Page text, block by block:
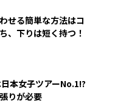
せる簡単な方法はコ
、下りは短く持つ！
本女子ツアーNo.1!?
りが必要